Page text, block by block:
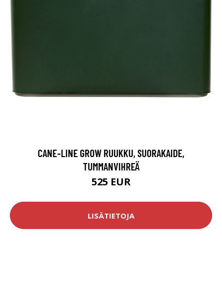
CANE-LINE GROW RUUKKU, SUORAKAIDE,
TUMMANVIHREÄ
525 EUR
LISÄTIETOJA